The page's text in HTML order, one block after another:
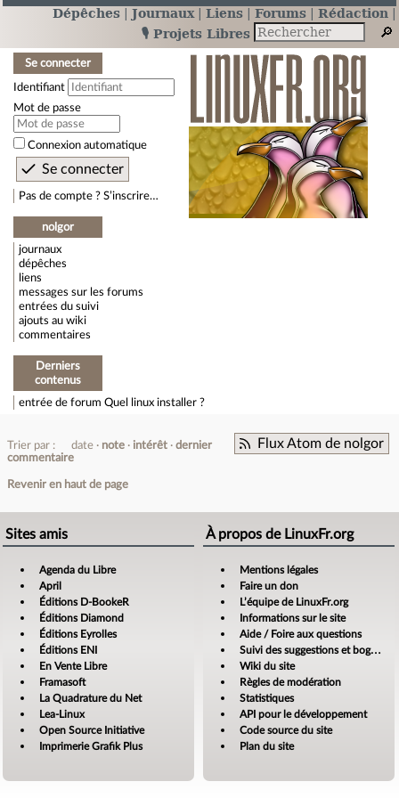
Dépêches Journaux Liens Forums
Rédaction
🎙️ Projets Libres
Se connecter
Identifiant
Mot de passe
Connexion automatique
Pas de compte ? S’inscrire…
nolgor
journaux
dépêches
liens
messages sur les forums
entrées du suivi
ajouts au wiki
commentaires
Derniers
contenus
entrée de forum Quel linux installer ?
Flux Atom de nolgor
Trier par : date note intérêt
dernier
commentaire
Revenir en haut de page
Sites amis
Agenda du Libre
April
Éditions D-BookeR
Éditions Diamond
Éditions Eyrolles
Éditions ENI
En Vente Libre
Framasoft
La Quadrature du Net
Lea-Linux
Open Source Initiative
Imprimerie Grafik Plus
À propos de LinuxFr.org
Mentions légales
Faire un don
L’équipe de LinuxFr.org
Informations sur le site
Aide / Foire aux questions
Suivi des suggestions et bogues
Wiki du site
Règles de modération
Statistiques
API pour le développement
Code source du site
Plan du site